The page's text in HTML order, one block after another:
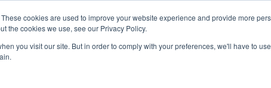
cookies are used to improve your website experience and provide more
the cookies we use, see our Privacy Policy.
you visit our site. But in order to comply with your preferences, we'll have to
HOME